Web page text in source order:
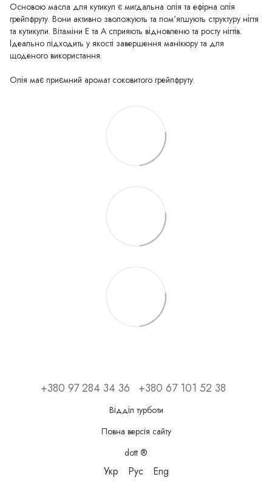
Основою масла для кутикул є мигдальна олія та ефірна олія
грейпфруту. Вони активно зволожують та пом'ягшують структуру нігтя
та кутикули. Вітаміни Е та А сприяють відновленю та росту нігтів.
Ідеально підходить у якості завершення манікюру та для
щоденого використання.
Олія має приємний аромат соковитого грейпфруту.
+380 97 284 34 36 +380 67 101 52 38
Відділ турботи
Повна версія сайту
dott ®
Укр Рус Eng